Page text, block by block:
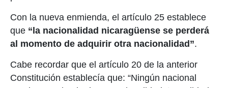
Con la nueva enmienda, el artículo 25 establece
que “la nacionalidad nicaragüense se perderá
al momento de adquirir otra nacionalidad”.
Cabe recordar que el artículo 20 de la anterior
Constitución establecía que: “Ningún nacional